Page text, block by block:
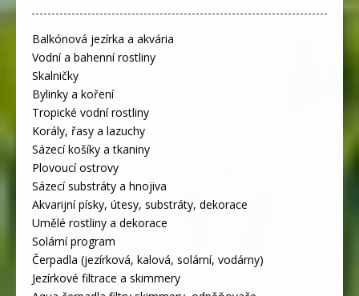
Balkónová jezírka a akvária
Vodní a bahenní rostliny
Skalničky
Bylinky a koření
Tropické vodní rostliny
Korály, řasy a lazuchy
Sázecí košíky a tkaniny
Plovoucí ostrovy
Sázecí substráty a hnojiva
Akvarijní písky, útesy, substráty, dekorace
Umělé rostliny a dekorace
Solární program
Čerpadla (jezírková, kalová, solární, vodárny)
Jezírkové filtrace a skimmery